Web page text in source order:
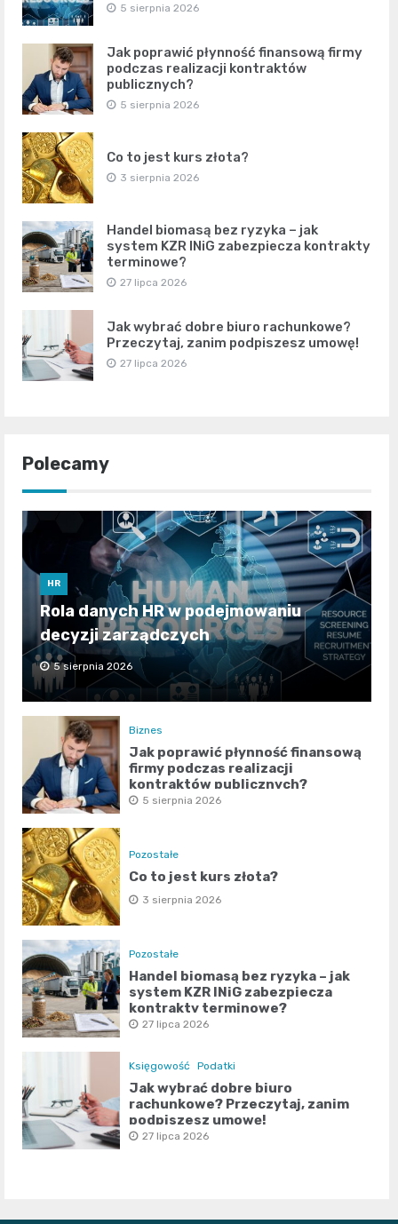
5 sierpnia 2026
Jak poprawić płynność finansową firmy
podczas realizacji kontraktów
publicznych?
5 sierpnia 2026
Co to jest kurs złota?
3 sierpnia 2026
Handel biomasą bez ryzyka – jak
system KZR INiG zabezpiecza kontrakty
terminowe?
27 lipca 2026
Jak wybrać dobre biuro rachunkowe?
Przeczytaj, zanim podpiszesz umowę!
27 lipca 2026
Polecamy
HR
Rola danych HR w podejmowaniu
decyzji zarządczych
5 sierpnia 2026
Biznes
Jak poprawić płynność finansową
firmy podczas realizacji
kontraktów publicznych?
5 sierpnia 2026
Pozostałe
Co to jest kurs złota?
3 sierpnia 2026
Pozostałe
Handel biomasą bez ryzyka – jak
system KZR INiG zabezpiecza
kontrakty terminowe?
27 lipca 2026
Księgowość Podatki
Jak wybrać dobre biuro
rachunkowe? Przeczytaj, zanim
podpiszesz umowę!
27 lipca 2026